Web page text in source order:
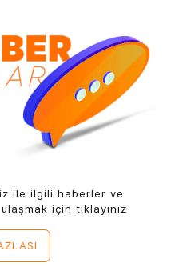
ile ilgili haberler ve
için tıklayınız